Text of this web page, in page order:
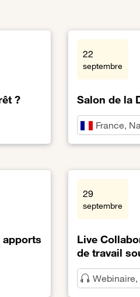
?
prêt ?
Salon de la
22
septembre
France,
Lien vers
apports
apports de la Data Platform
Live
de travail
29
septembre
Webinaire,
Lien vers Live